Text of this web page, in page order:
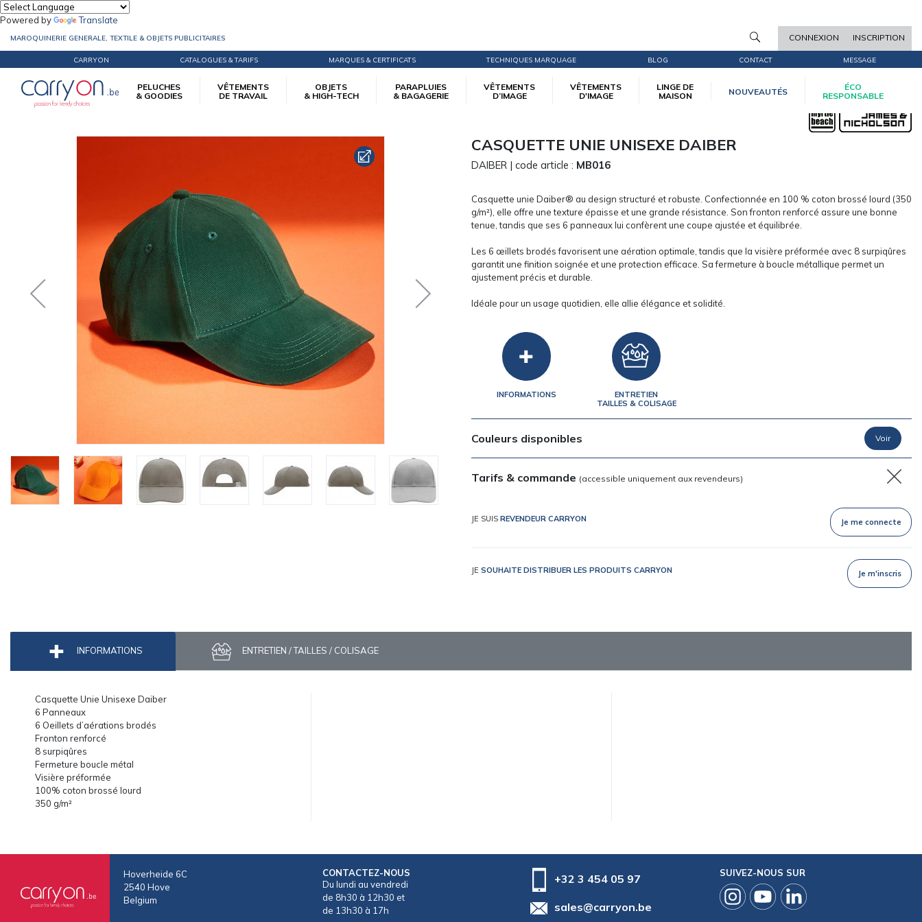
Powered by Translate
MAROQUINERIE GENERALE, TEXTILE & OBJETS PUBLICITAIRES CONNEXION INSCRIPTION
CARRYON CATALOGUES & TARIFS MARQUES & CERTIFICATS TECHNIQUES MARQUAGE BLOG CONTACT MESSAGE
PELUCHES
& GOODIES
VÊTEMENTS
DE TRAVAIL
OBJETS
& HIGH-TECH
PARAPLUIES
& BAGAGERIE
VÊTEMENTS
D’IMAGE
VÊTEMENTS
D'IMAGE
LINGE DE
MAISON
NOUVEAUTÉS
ÉCO
RESPONSABLE
Accueil Vêtements d’image
CASQUETTE UNIE UNISEXE DAIBER
DAIBER | code article : MB016
Casquette unie Daiber® au design structuré et robuste. Confectionnée en 100 % coton brossé lourd (350
g/m²), elle offre une texture épaisse et une grande résistance. Son fronton renforcé assure une bonne
tenue, tandis que ses 6 panneaux lui confèrent une coupe ajustée et équilibrée.
Les 6 œillets brodés favorisent une aération optimale, tandis que la visière préformée avec 8 surpiqûres
garantit une finition soignée et une protection efficace. Sa fermeture à boucle métallique permet un
ajustement précis et durable.
Idéale pour un usage quotidien, elle allie élégance et solidité.
INFORMATIONS
ENTRETIEN
TAILLES & COLISAGE
Couleurs disponibles
Tarifs & commande (accessible uniquement aux revendeurs)
JE SUIS REVENDEUR CARRYON Je me connecte
JE SOUHAITE DISTRIBUER LES PRODUITS CARRYON Je m'inscris
INFORMATIONS ENTRETIEN / TAILLES / COLISAGE
Casquette Unie Unisexe Daiber
6 Panneaux
6 Oeillets d’aérations brodés
Fronton renforcé
8 surpiqûres
Fermeture boucle métal
Visière préformée
100% coton brossé lourd
350 g/m²
Hoverheide 6C
2540 Hove
Belgium
CONTACTEZ-NOUS
Du lundi au vendredi
de 8h30 à 12h30 et
de 13h30 à 17h
+32 3 454 05 97
sales@carryon.be
SUIVEZ-NOUS SUR